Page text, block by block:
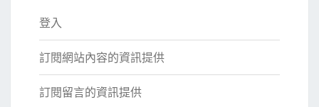
登入
訂閱網站內容的資訊提供
訂閱留言的資訊提供